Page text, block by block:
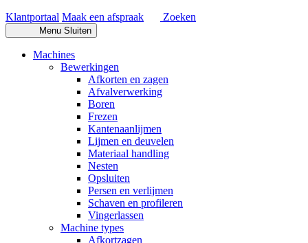
Klantportaal Maak een afspraak Zoeken
Menu Sluiten
Machines
Bewerkingen
Afkorten en zagen
Afvalverwerking
Boren
Frezen
Kantenaanlijmen
Lijmen en deuvelen
Materiaal handling
Nesten
Opsluiten
Persen en verlijmen
Schaven en profileren
Vingerlassen
Machine types
Afkortzagen